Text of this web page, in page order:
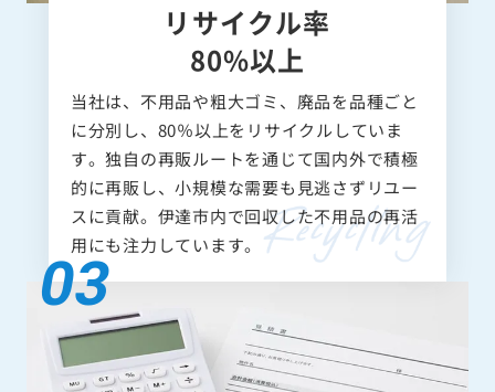
リサイクル率
80%以上
当社は、不用品や粗大ゴミ、廃品を品種ごと
に分別し、80％以上をリサイクルしていま
す。独自の再販ルートを通じて国内外で積極
的に再販し、小規模な需要も見逃さずリユー
スに貢献。伊達市内で回収した不用品の再活
用にも注力しています。